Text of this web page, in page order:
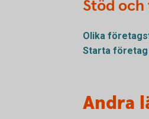
Stöd
Olika
Starta företag
Andra